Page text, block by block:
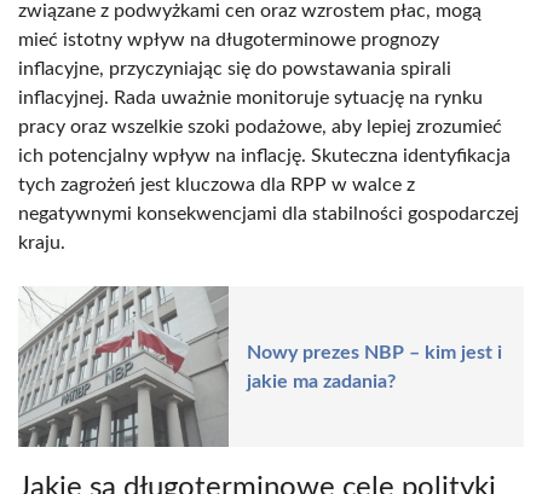
związane z podwyżkami cen oraz wzrostem płac, mogą
mieć istotny wpływ na długoterminowe prognozy
inflacyjne, przyczyniając się do powstawania spirali
inflacyjnej. Rada uważnie monitoruje sytuację na rynku
pracy oraz wszelkie szoki podażowe, aby lepiej zrozumieć
ich potencjalny wpływ na inflację. Skuteczna identyfikacja
tych zagrożeń jest kluczowa dla RPP w walce z
negatywnymi konsekwencjami dla stabilności gospodarczej
kraju.
Nowy prezes NBP – kim jest i
jakie ma zadania?
Jakie są długoterminowe cele polityki